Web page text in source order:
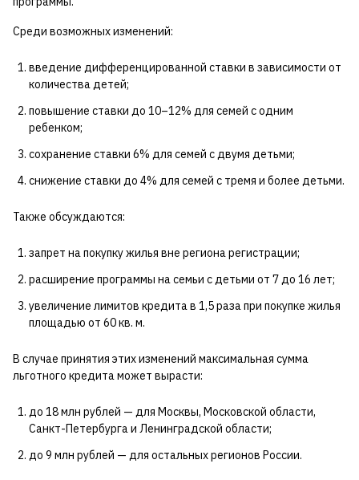
Среди возможных изменений:
введение дифференцированной ставки в зависимости от
количества детей;
повышение ставки до 10–12% для семей с одним
ребенком;
сохранение ставки 6% для семей с двумя детьми;
снижение ставки до 4% для семей с тремя и более детьми.
Также обсуждаются:
запрет на покупку жилья вне региона регистрации;
расширение программы на семьи с детьми от 7 до 16 лет;
увеличение лимитов кредита в 1,5 раза при покупке жилья
площадью от 60 кв. м.
В случае принятия этих изменений максимальная сумма
льготного кредита может вырасти:
до 18 млн рублей — для Москвы, Московской области,
Санкт-Петербурга и Ленинградской области;
до 9 млн рублей — для остальных регионов России.